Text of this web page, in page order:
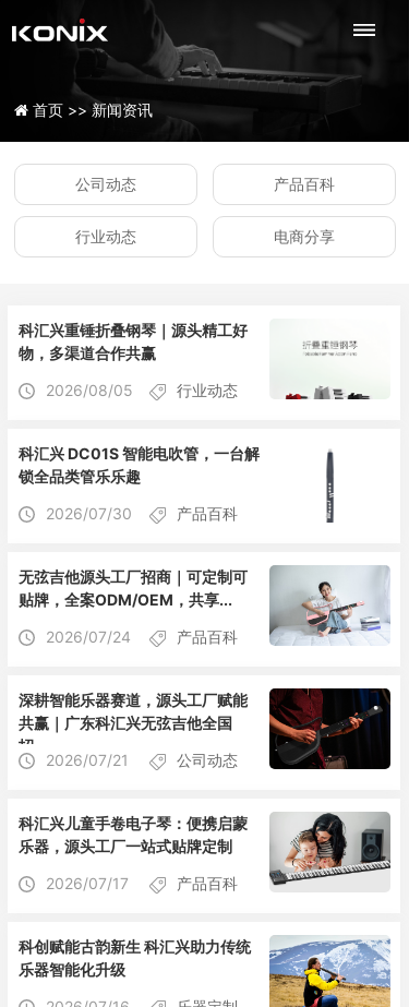
首页 >> 新闻资讯
公司动态 产品百科
行业动态 电商分享
行业动态
2026/08/05
科汇兴重锤折叠钢琴｜源头精工好
物，多渠道合作共赢
产品百科
2026/07/30
科汇兴 DC01S 智能电吹管，一台解
锁全品类管乐乐趣
产品百科
2026/07/24
无弦吉他源头工厂招商｜可定制可
贴牌，全案ODM/OEM，共享...
公司动态
2026/07/21
深耕智能乐器赛道，源头工厂赋能
共赢｜广东科汇兴无弦吉他全国
招...
产品百科
2026/07/17
科汇兴儿童手卷电子琴：便携启蒙
乐器，源头工厂一站式贴牌定制
科创赋能古韵新生 科汇兴助力传统
乐器智能化升级